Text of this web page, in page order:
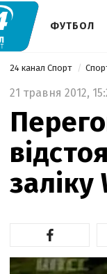
ФУТБОЛ
24 канал Спорт
21 травня 2012,
заліку